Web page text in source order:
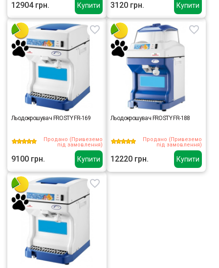
Купити
12904 грн. Купити
3120 грн.
Купити
Льодокрошувач FROSTY FR-169
Продано (Привеземо
під замовлення)
9100 грн. Купити
Льодокрошувач FROSTY FR-188
Продано (Привеземо
під замовлення)
12220 грн.